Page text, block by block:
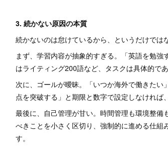
3. 続かない原因の本質
続かないのは怠けているから、というだけでは
まず、学習内容が抽象的すぎる。「英語を勉
はライティング200語など、タスクは具体的であ
次に、ゴールが曖昧。「いつか海外で働きた
点を突破する」と期限と数字で設定しなければ
最後に、自己管理が甘い。時間管理も環境整
べきことを小さく区切り、強制的に進める仕
す。